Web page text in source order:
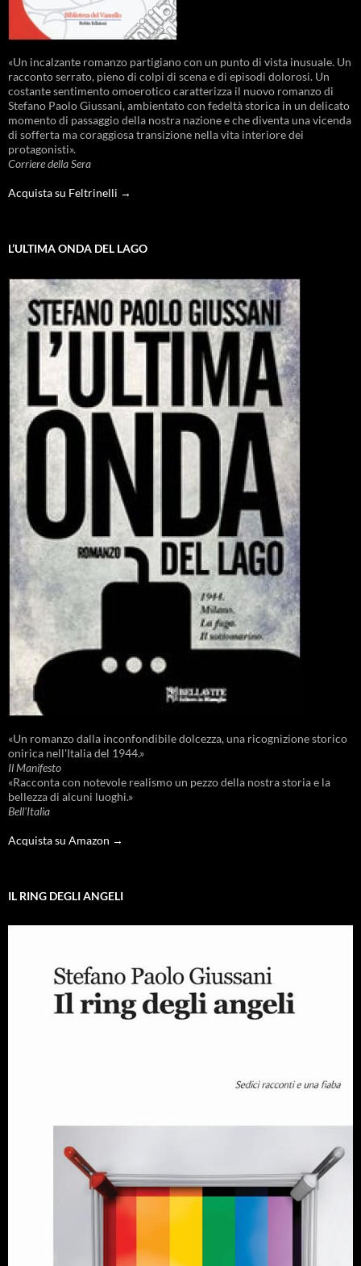
«Un incalzante romanzo partigiano con un punto di vista inusuale. Un
racconto serrato, pieno di colpi di scena e di episodi dolorosi. Un
costante sentimento omoerotico caratterizza il nuovo romanzo di
Stefano Paolo Giussani, ambientato con fedeltà storica in un delicato
momento di passaggio della nostra nazione e che diventa una vicenda
di sofferta ma coraggiosa transizione nella vita interiore dei
protagonisti».
Corriere della Sera
Acquista su Feltrinelli →
L’ULTIMA ONDA DEL LAGO
«Un romanzo dalla inconfondibile dolcezza, una ricognizione storico
onirica nell'Italia del 1944.»
Il Manifesto
«Racconta con notevole realismo un pezzo della nostra storia e la
bellezza di alcuni luoghi.»
Bell'Italia
Acquista su Amazon →
IL RING DEGLI ANGELI